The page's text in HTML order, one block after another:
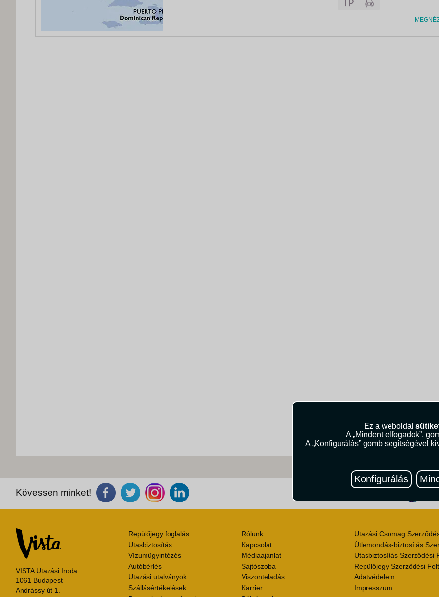
Ez a weboldal
A „Mindent elfogadok”,
A „Konfigurálás” gomb segítségével
Konfigurálás
Kövessen minket!
VISTA Utazási Iroda
1061 Budapest
Andrássy út 1.
Repülőjegy foglalás
Utasbiztosítás
Vízumügyintézés
Autóbérlés
Utazási utalványok
Szállásértékelések
Rólunk
Kapcsolat
Médiaajánlat
Sajtószoba
Viszonteladás
Karrier
Utazási Csomag
Útlemondás-biztosítás
Utasbiztosítás Szerződési
Repülőjegy Szerződési
Adatvédelem
Impresszum